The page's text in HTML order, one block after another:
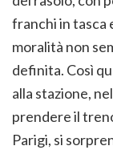
franchi in tasca
moralità non
definita. Così
alla stazione,
prendere il
Parigi, si